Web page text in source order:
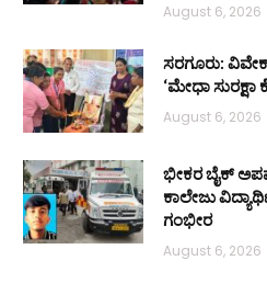
August 6, 2026
ಸರಗೂರು:
‘ಮೇಧಾ ಸುರಕ್ಷಾ
August 6, 2026
ಭೀಕರ ಬೈಕ್
ಕಾಲೇಜು
ಗಂಭೀರ
August 6, 2026